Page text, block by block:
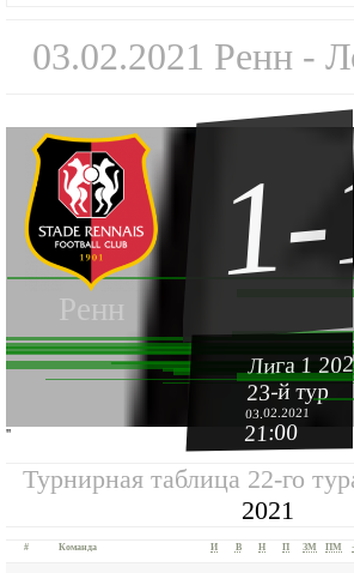
03.02.2021 Ренн -
Ренн
Лига 1
23-й тур
03.02.2021
21:00
''
Турнирная таблица 22-го
2021
# Команда И В Н П ЗМ ПМ